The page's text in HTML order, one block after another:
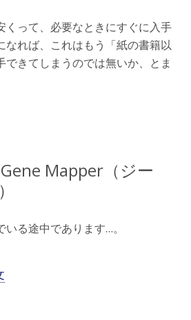
くって、必要なときにすぐに入手
なれば、これはもう「紙の書籍以
できてしまうのでは無いか、とま
Mapper（ジー
る途中であります…。